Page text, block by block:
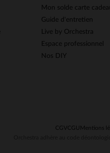
Mon solde carte
Guide d'entretien
Live by Orchestra
Espace professionnel
Nos DIY
CGVCGU Mentions